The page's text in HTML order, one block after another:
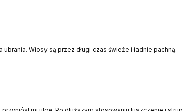
Włosy są przez długi czas świeże i ładnie pachną.